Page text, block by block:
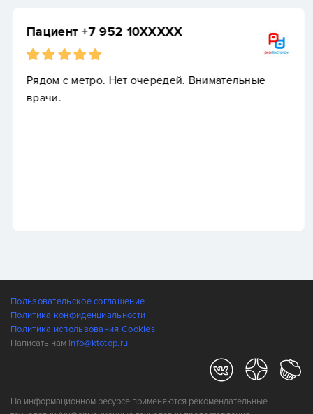
Пациент +7 952 10XXXXX
Рядом с метро. Нет очередей. Внимательные
врачи.
Пользовательское соглашение
Политика конфиденциальности
Политика использования Cookies
Написать нам info@ktotop.ru
На информационном ресурсе применяются рекомендательные